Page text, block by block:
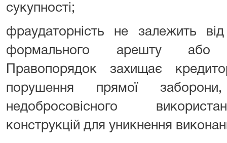
сукупності;
фраудаторність не залежить від
формального арешту або
Правопорядок захищає
порушення прямої
недобросовісного
конструкцій для уникнення